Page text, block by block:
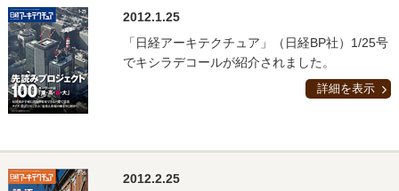
2012.1.25
「日経アーキテクチュア」（日経BP社）1/25号
でキシラデコールが紹介されました。
詳細を表示
2012.2.25